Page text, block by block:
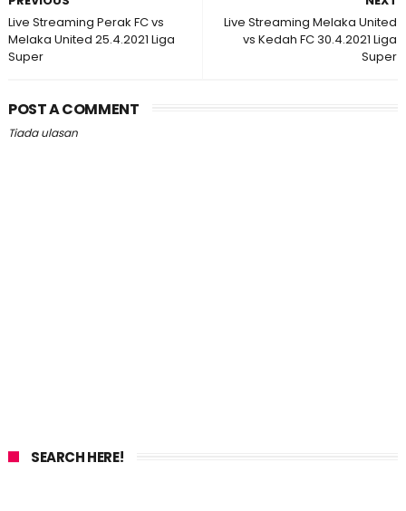
Live Streaming Melaka United
vs Kedah FC 30.4.2021 Liga
Super
Live Streaming Perak FC vs
Melaka United 25.4.2021 Liga
Super
POST A COMMENT
Tiada ulasan
SEARCH HERE!